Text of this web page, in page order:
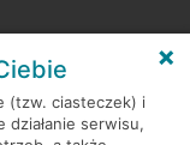
(tzw. ciasteczek) i
działanie serwisu,